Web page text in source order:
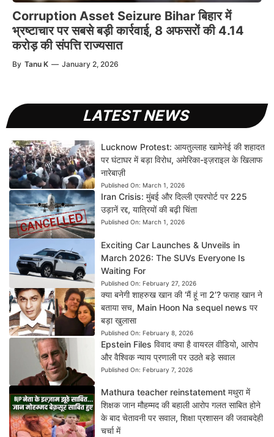
Corruption Asset Seizure Bihar बिहार में
भ्रष्टाचार पर सबसे बड़ी कार्रवाई, 8 अफसरों की 4.14
करोड़ की संपत्ति राज्यसात
By Tanu K — January 2, 2026
LATEST NEWS
Lucknow Protest: आयतुल्लाह खामेनेई की शहादत
पर घंटाघर में बड़ा विरोध, अमेरिका-इज़राइल के खिलाफ
नारेबाज़ी
Published On: March 1, 2026
Iran Crisis: मुंबई और दिल्ली एयरपोर्ट पर 225
उड़ानें रद्द, यात्रियों की बढ़ी चिंता
Published On: March 1, 2026
Exciting Car Launches & Unveils in
March 2026: The SUVs Everyone Is
Waiting For
Published On: February 27, 2026
क्या बनेगी शाहरुख खान की ‘मैं हूं ना 2’? फराह खान ने
बताया सच, Main Hoon Na sequel news पर
बड़ा खुलासा
Published On: February 8, 2026
Epstein Files विवाद क्या है वायरल वीडियो, आरोप
और वैश्विक न्याय प्रणाली पर उठते बड़े सवाल
Published On: February 7, 2026
Mathura teacher reinstatement मथुरा में
शिक्षक जान मौहम्मद की बहाली आरोप गलत साबित होने
के बाद चेतावनी पर सवाल, शिक्षा प्रशासन की जवाबदेही
चर्चा में